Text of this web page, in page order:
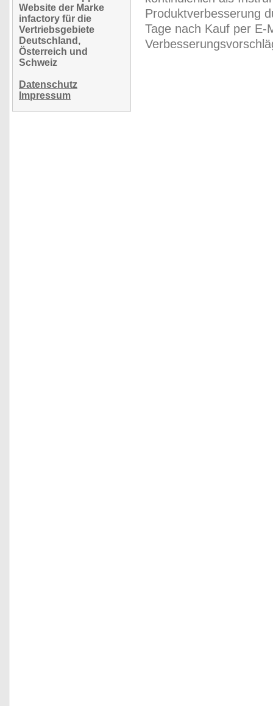
Website der Marke
infactory für die
Vertriebsgebiete
Deutschland,
Österreich und
Schweiz
Datenschutz
Impressum
Produktverbesserung
Tage nach Kauf per E-